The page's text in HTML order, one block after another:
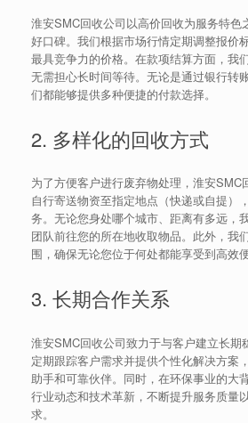
淮安SMC回收公司以高价回收为服务特色
好口碑。我们根据市场行情定期调整报价
最具竞争力的价格。在款项结算方面，我
无需担心长时间等待。无论是通过银行转
们都能够提供多种便捷的付款选择。
2. 多样化的回收方式
为了方便客户进行废弃物处理，淮安SMC
自行寄送物资至指定地点（快递或自提）
务。无论您身处哪个城市、距离有多远，
团队前往您的所在地收取物品。此外，我
围，确保无论您位于何处都能享受到高效
3. 长期合作关系
淮安SMC回收公司致力于与客户建立长期
定期跟踪客户需求并提供个性化解决方案
助手和可靠伙伴。同时，在环保事业的大
行业动态和技术革新，不断提升服务质量
求。